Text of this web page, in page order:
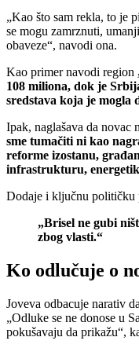
„Kao što sam rekla, to je
se mogu zamrznuti,
obaveze“, navodi ona.
Kao primer navodi region
108 miliona, dok je
sredstava koja je mogla
Ipak, naglašava da novac
sme tumačiti ni kao
reforme izostanu,
infrastrukturu,
Dodaje i ključnu političku
„Brisel ne gubi
zbog vlasti.“
Ko odlučuje o
Joveva odbacuje narativ
„Odluke se ne donose u
pokušavaju da prikažu“,